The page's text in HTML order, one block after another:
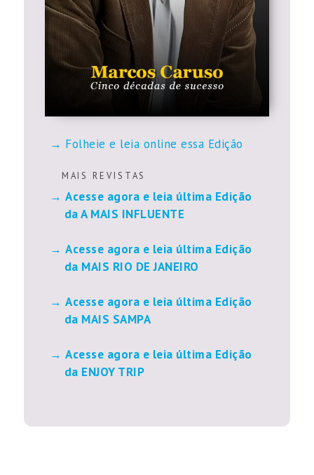
Folheie e leia online essa Edição
M A I S R E V I S T A S
Acesse agora e leia última Edição
da A MAIS INFLUENTE
Acesse agora e leia última Edição
da MAIS RIO DE JANEIRO
Acesse agora e leia última Edição
da MAIS SAMPA
Acesse agora e leia última Edição
da ENJOY TRIP